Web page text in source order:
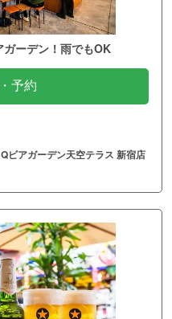
ーデン！雨でもOK
予約
ビアガーデン天空テラス 新宿店